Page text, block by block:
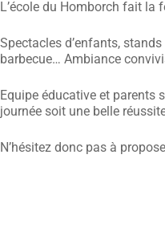
L’école du Homborch fait la
Spectacles d’enfants,
barbecue… Ambiance
Equipe éducative et parents
journée soit une belle
N’hésitez donc pas à